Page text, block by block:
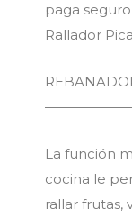
paga
Rallador
La función
cocina le
rallar frutas,